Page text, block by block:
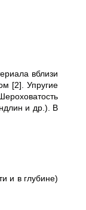
вблизи
[2]. Упругие
и др.). В
и в глубине)